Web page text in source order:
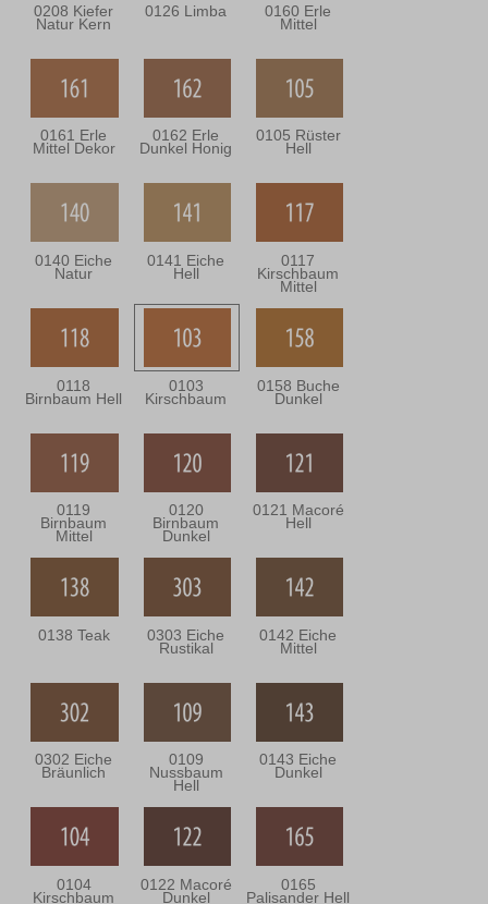
0208 Kiefer
Natur Kern
0126 Limba 0160 Erle
Mittel
0161 Erle
Mittel Dekor
0162 Erle
Dunkel Honig
0105 Rüster
Hell
0140 Eiche
Natur
0141 Eiche
Hell
0117
Kirschbaum
Mittel
0118
Birnbaum Hell
0103
Kirschbaum
0158 Buche
Dunkel
0119
Birnbaum
Mittel
0120
Birnbaum
Dunkel
0121 Macoré
Hell
0138 Teak 0303 Eiche
Rustikal
0142 Eiche
Mittel
0302 Eiche
Bräunlich
0109
Nussbaum
Hell
0143 Eiche
Dunkel
0104
Kirschbaum
0122 Macoré
Dunkel
0165
Palisander Hell